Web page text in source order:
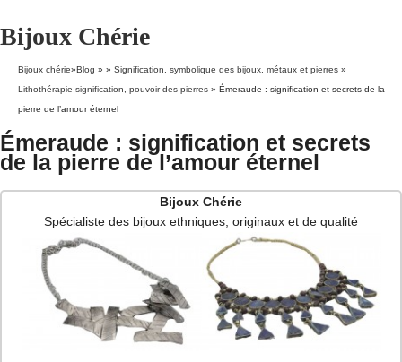
Bijoux Chérie
Bijoux chérie»Blog » » Signification, symbolique des bijoux, métaux et pierres »
Lithothérapie signification, pouvoir des pierres » Émeraude : signification et secrets de la
pierre de l’amour éternel
Émeraude : signification et secrets
de la pierre de l’amour éternel
Bijoux Chérie
Spécialiste des bijoux ethniques, originaux et de qualité